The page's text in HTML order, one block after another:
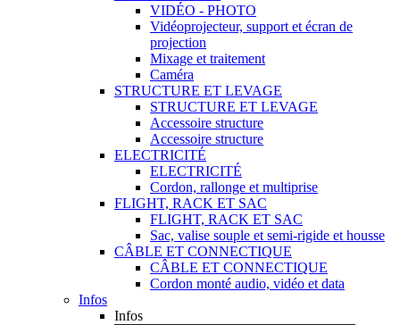
VIDÉO - PHOTO
Vidéoprojecteur, support et écran de
projection
Mixage et traitement
Caméra
STRUCTURE ET LEVAGE
STRUCTURE ET LEVAGE
Accessoire structure
Accessoire structure
ELECTRICITÉ
ELECTRICITÉ
Cordon, rallonge et multiprise
FLIGHT, RACK ET SAC
FLIGHT, RACK ET SAC
Sac, valise souple et semi-rigide et housse
CÂBLE ET CONNECTIQUE
CÂBLE ET CONNECTIQUE
Cordon monté audio, vidéo et data
Infos
Infos